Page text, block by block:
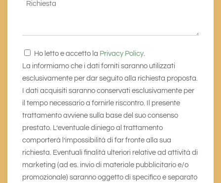
Consenso
*
Ho letto e accetto la Privacy Policy.
La informiamo che i dati forniti saranno utilizzati
esclusivamente per dar seguito alla richiesta proposta.
I dati acquisiti saranno conservati esclusivamente per
il tempo necessario a fornirle riscontro. Il presente
trattamento avviene sulla base del suo consenso
prestato. L’eventuale diniego al trattamento
comporterà l’impossibilità di far fronte alla sua
richiesta. Eventuali finalità ulteriori relative ad attività di
marketing (ad es. invio di materiale pubblicitario e/o
promozionale) saranno oggetto di specifico e separato